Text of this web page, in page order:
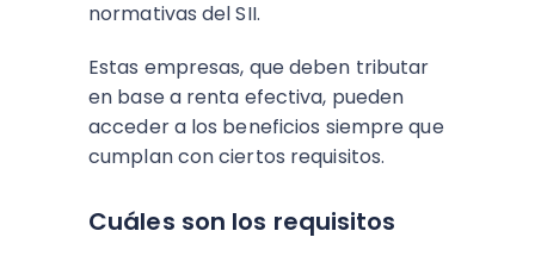
normativas del SII.
Estas empresas, que deben tributar
en base a renta efectiva, pueden
acceder a los beneficios siempre que
cumplan con ciertos requisitos.
Cuáles son los requisitos